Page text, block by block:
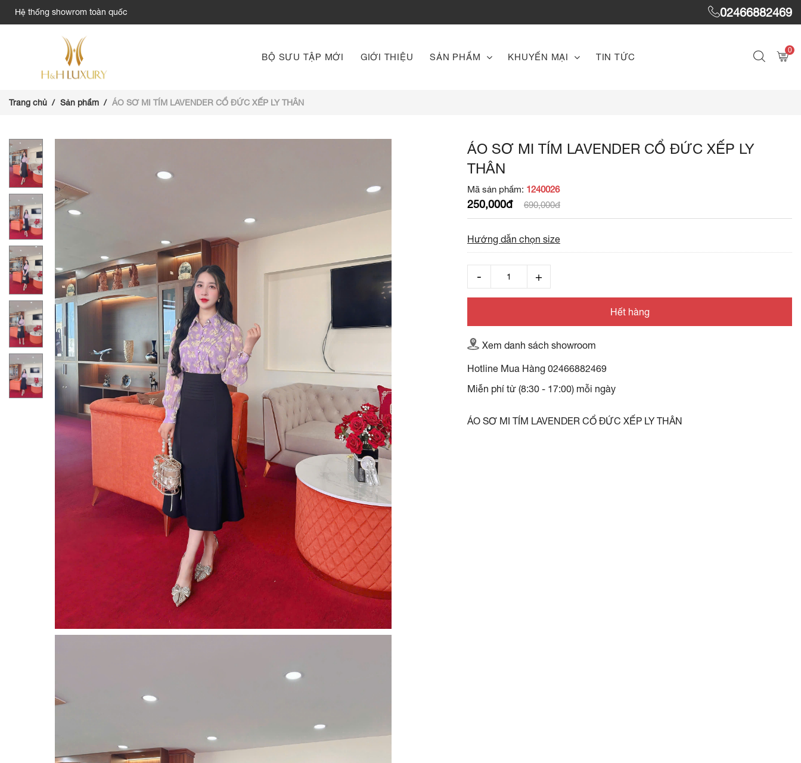
Hệ thống showrom toàn quốc 02466882469
BỘ SƯU TẬP MỚI GIỚI THIỆU SẢN PHẨM KHUYẾN MẠI TIN TỨC
0
Trang chủ Sản phẩm ÁO SƠ MI TÍM LAVENDER CỔ ĐỨC XẾP LY THÂN
ÁO SƠ MI TÍM LAVENDER CỔ ĐỨC XẾP LY
THÂN
Mã sản phẩm: 1240026
250,000đ 690,000đ
Hướng dẫn chọn size
Hết hàng
Xem danh sách showroom
Hotline Mua Hàng 02466882469
Miễn phí từ (8:30 - 17:00) mỗi ngày
ÁO SƠ MI TÍM LAVENDER CỔ ĐỨC XẾP LY THÂN